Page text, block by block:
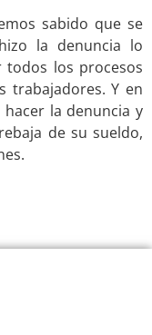
sabido que se
la denuncia lo
todos los procesos
trabajadores. Y en
la denuncia y
de su sueldo,